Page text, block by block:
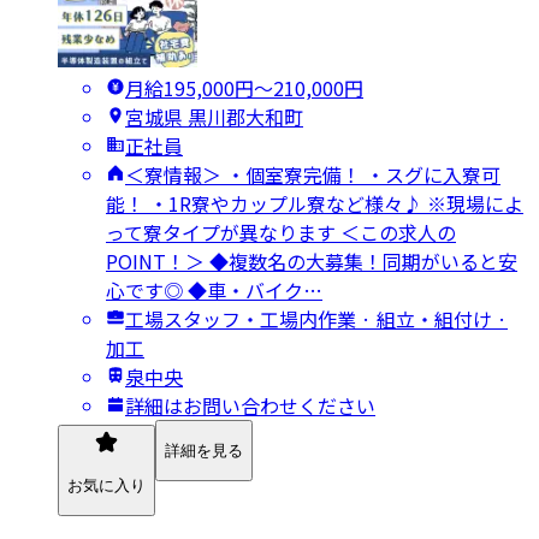
月給195,000円〜210,000円
宮城県 黒川郡大和町
正社員
＜寮情報＞ ・個室寮完備！ ・スグに入寮可
能！ ・1R寮やカップル寮など様々♪ ※現場によ
って寮タイプが異なります ＜この求人の
POINT！＞ ◆複数名の大募集！同期がいると安
心です◎ ◆車・バイク…
工場スタッフ・工場内作業 · 組立・組付け ·
加工
泉中央
詳細はお問い合わせください
お気に入り
詳細を見る